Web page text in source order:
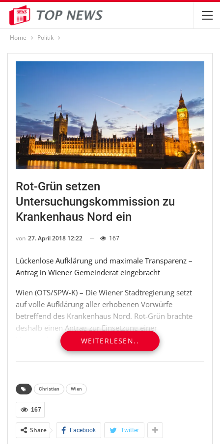
Home Politik
Rot-Grün setzen
Untersuchungskommission zu
Krankenhaus Nord ein
von 27. April 2018 12:22 167
Lückenlose Aufklärung und maximale Transparenz –
Antrag in Wiener Gemeinderat eingebracht
Wien (OTS/SPW-K) – Die Wiener Stadtregierung setzt
auf volle Aufklärung aller erhobenen Vorwürfe
betreffend des Krankenhaus Nord. Rot-Grün brachte
deshalb einen Antrag zur Einsetzung einer
Untersuchungskommission betreffend des
Krankenhaus Nord ein. „Während die
Oppositionsparteien nur von einer Kommission reden,
Kommission die Projekt-, Kosten- und
Klubobleute Christian Oxonitsch (SPÖ Wien) und David
Ellensohn (Grüne Wien) fest.
WEITERLESEN..
Christian Wien
167
Share Facebook Twitter